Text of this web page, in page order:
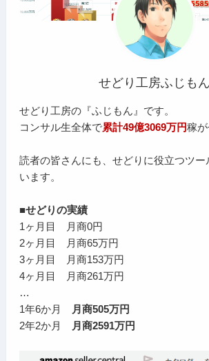
せどり工房ふじもん
せどり工房の『ふじもん』です。
コンサル生全体で累計49億3069万円稼が
読者の皆さんにも、せどりに役立つツー
います。
■せどりの実績
1ヶ月目 月商0円
2ヶ月目 月商65万円
3ヶ月目 月商153万円
4ヶ月目 月商261万円
…
1年6か月
月商505万円
2年2か月
月商2591万円